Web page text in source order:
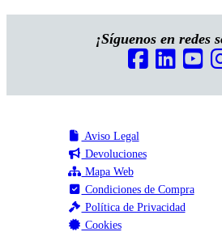
¡Síguenos en redes
Aviso Legal
Devoluciones
Mapa Web
Condiciones de Compra
Política de Privacidad
Cookies